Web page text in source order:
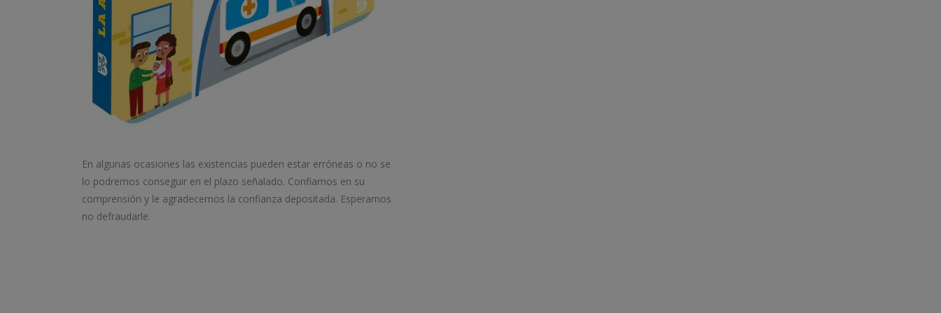
En algunas ocasiones las existencias pueden estar erróneas o no se
lo podremos conseguir en el plazo señalado. Confiamos en su
comprensión y le agradecemos la confianza depositada. Esperamos
no defraudarle.